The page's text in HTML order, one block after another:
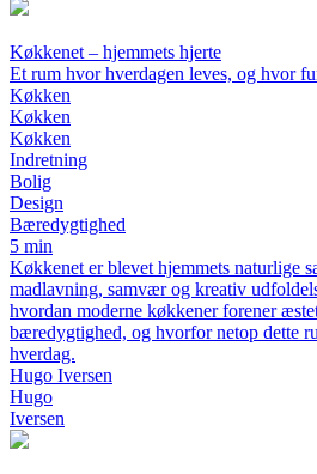
Køkkenet – hjemmets hjerte
Et rum hvor hverdagen leves, og hvor
Køkken
Køkken
Køkken
Indretning
Bolig
Design
Bæredygtighed
5 min
Køkkenet er blevet hjemmets naturlige
madlavning, samvær og kreativ
hvordan moderne køkkener forener
bæredygtighed, og hvorfor netop dette
hverdag.
Hugo Iversen
Hugo
Iversen